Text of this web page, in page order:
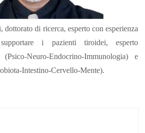
di ricerca, esperto con esperienza
i pazienti tiroidei, esperto
Neuro-Endocrino-Immunologia) e
Intestino-Cervello-Mente).